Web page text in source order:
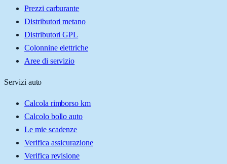
Prezzi carburante
Distributori metano
Distributori GPL
Colonnine elettriche
Aree di servizio
Servizi auto
Calcola rimborso km
Calcolo bollo auto
Le mie scadenze
Verifica assicurazione
Verifica revisione